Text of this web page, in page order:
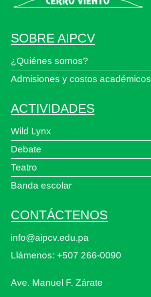
SOBRE AIPCV
¿Quiénes somos?
Admisiones y costos académicos
ACTIVIDADES
Wild Lynx
Debate
Teatro
Banda escolar
CONTÁCTENOS
info@aipcv.edu.pa
Llámenos: +507 266-0090
Ave. Manuel F. Zárate